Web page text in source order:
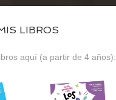
LIBROS
aquí (a partir de 4 años):